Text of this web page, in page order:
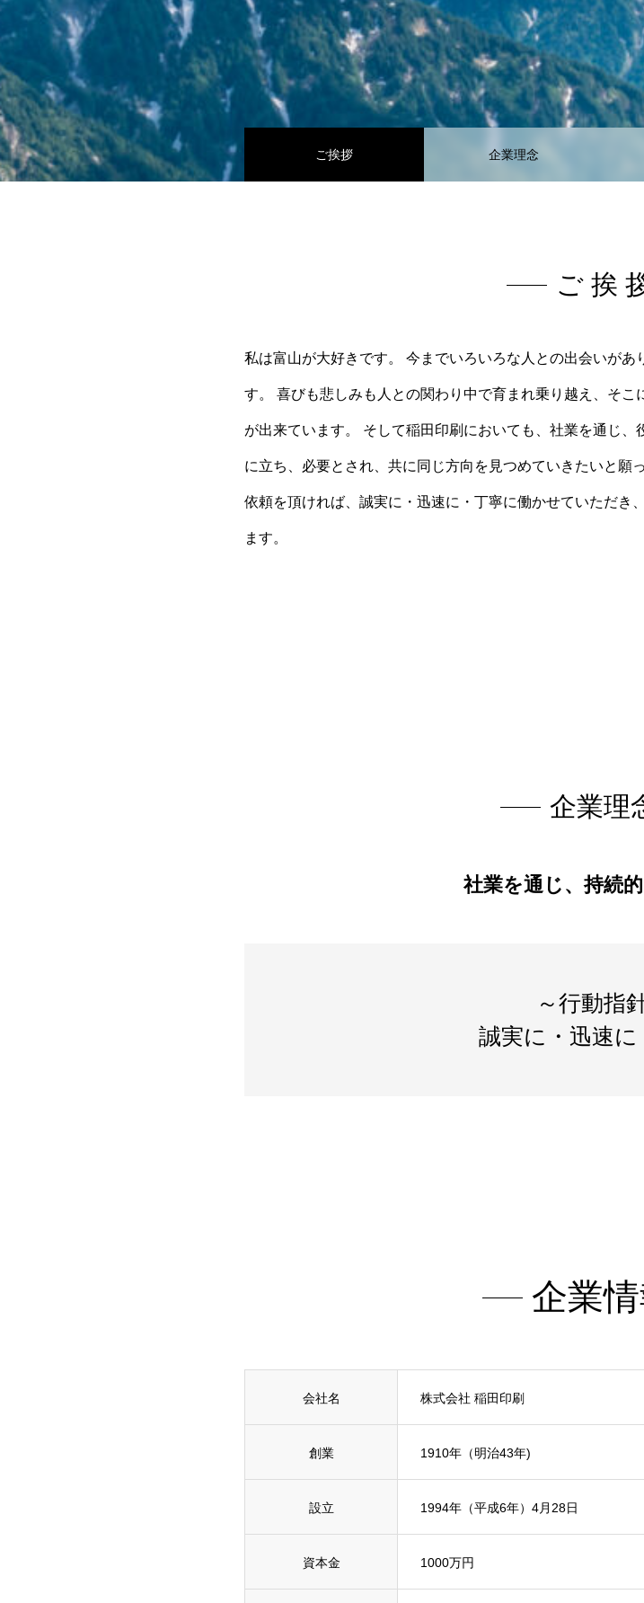
ご挨拶 企業理念
ご 挨
私は富山が大好きです。 今までいろいろな人との出会いがあ
す。 喜びも悲しみも人との関わり中で育まれ乗り越え、そ
が出来ています。 そして稲田印刷においても、社業を通じ
に立ち、必要とされ、共に同じ方向を見つめていきたいと願
依頼を頂ければ、誠実に・迅速に・丁寧に働かせていただき
ます。
企業理
社業を通じ、持続
～行動指
誠実に・迅速に
企業
会社名 株式会社 稲田印刷
創業 1910年（明治43年)
設立 1994年（平成6年）4月28日
資本金 1000万円